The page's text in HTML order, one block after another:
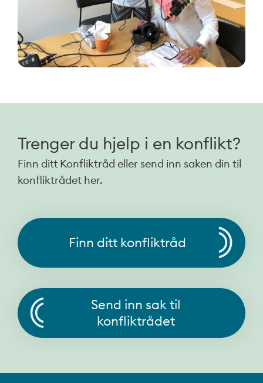
Trenger du hjelp i en konflikt?
Finn ditt Konfliktråd eller send inn saken din til
konfliktrådet her.
Finn ditt konfliktråd
Send inn sak til
konfliktrådet